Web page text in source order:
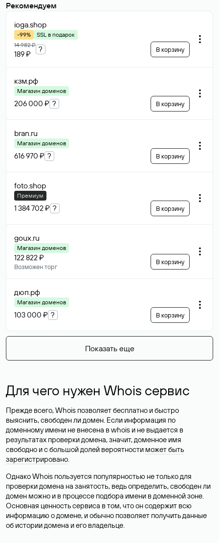
Рекомендуем
ioga.shop
-99%
SSL в подарок
14 982 ₽
189 ₽
? В корзину
кзм.рф
Магазин доменов
206 000 ₽ ? В корзину
bran.ru
Магазин доменов
616 970 ₽ ? В корзину
foto.shop
Премиум
1 384 702 ₽ ? В корзину
goux.ru
Магазин доменов
122 822 ₽
Возможен торг
В корзину
дюп.рф
Магазин доменов
103 000 ₽ ? В корзину
Показать еще
Для чего нужен Whois сервис
Прежде всего, Whois позволяет бесплатно и быстро
выяснить, свободен ли домен. Если информация по
доменному имени не внесена в whois и не выдается в
результатах проверки домена, значит, доменное имя
свободно и с большой долей вероятности может быть
зарегистрировано.
Однако Whois пользуется популярностью не только для
проверки домена на занятость, ведь определить, свободен ли
домен можно и в процессе подбора имени в доменной зоне.
Основная ценность сервиса в том, что он содержит всю
информацию о домене, и обычно позволяет получить данные
об истории домена и его владельце.